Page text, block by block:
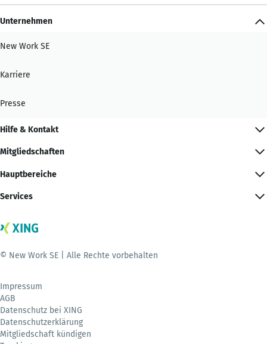
Unternehmen
New Work SE
Karriere
Presse
Hilfe & Kontakt
Mitgliedschaften
Hauptbereiche
Services
© New Work SE | Alle Rechte vorbehalten
Impressum
AGB
Datenschutz bei XING
Datenschutzerklärung
Mitgliedschaft kündigen